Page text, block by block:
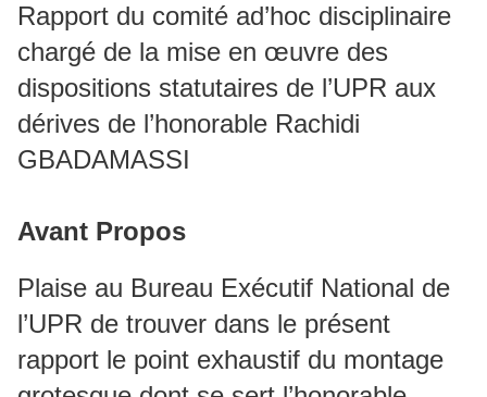
Rapport du comité ad’hoc disciplinaire
chargé de la mise en œuvre des
dispositions statutaires de l’UPR aux
dérives de l’honorable Rachidi
GBADAMASSI
Avant Propos
Plaise au Bureau Exécutif National de
l’UPR de trouver dans le présent
rapport le point exhaustif du montage